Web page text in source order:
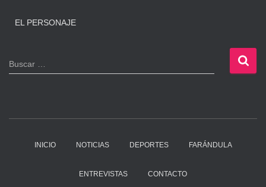
EL PERSONAJE
B
u
Buscar …
INICIO NOTICIAS DEPORTES FARÁNDULA
ENTREVISTAS CONTACTO